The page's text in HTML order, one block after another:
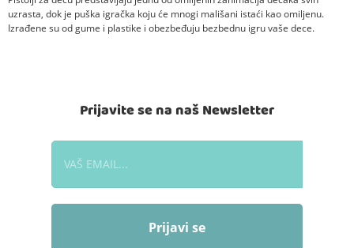
uzrasta, dok je puška igračka koju će mnogi mališani istaći kao omiljenu.
Izrađene su od gume i plastike i obezbeđuju bezbednu igru vaše dece.
Prijavite se na naš Newsletter
Prijavi se